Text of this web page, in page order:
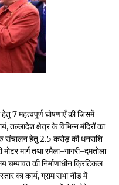
7 महत्वपूर्ण घोषणाएँ कीं जिसमें
तल्लादेश क्षेत्र के विभिन्न मंदिरों का
संचालन हेतु ₹2.5 करोड़ की धनराशि
मार्ग तथा रमैला-गागरी-दमतोला
चम्पावत की निर्माणाधीन क्रिटिकल
का कार्य, ग्राम सभा नीड में